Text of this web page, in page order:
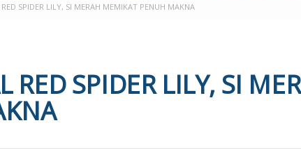
SPIDER LILY, SI MERAH MEMIKAT PENUH MAKNA
RED SPIDER LILY, SI